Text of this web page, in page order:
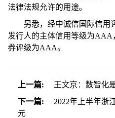
法律法规允许的用途。
另悉，经中诚信国际信用
发行人的主体信用等级为
券评级为AAA。
上一篇:
王文京：数智化
下一篇:
2022年上半年浙
元